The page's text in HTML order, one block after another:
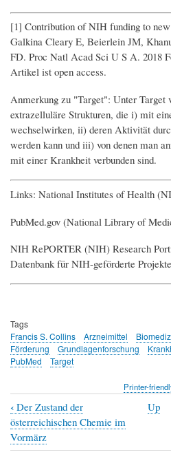
[1] Contribution of NIH funding to new
Galkina Cleary E, Beierlein JM,
FD. Proc Natl Acad Sci U S A. 2018
Artikel ist open access.
Anmerkung zu "Target": Unter Target
extrazelluläre Strukturen, die i) mit
wechselwirken, ii) deren Aktivität
werden kann und iii) von denen man
mit einer Krankheit verbunden sind.
Links: National Institutes of Health
PubMed.gov (National Library of
NIH RePORTER (NIH) Research
Datenbank für NIH-geförderte Projekte
Tags
Francis S. Collins
Arzneimittel
Förderung
Grundlagenforschung
PubMed
Target
Printer-
Book
traversal
‹ Der Zustand der
österreichischen Chemie im
Vormärz
Up